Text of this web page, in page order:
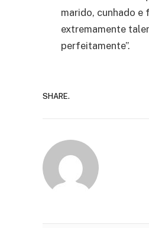
marido, cunhado e
extremamente
perfeitamente”.
SHARE.